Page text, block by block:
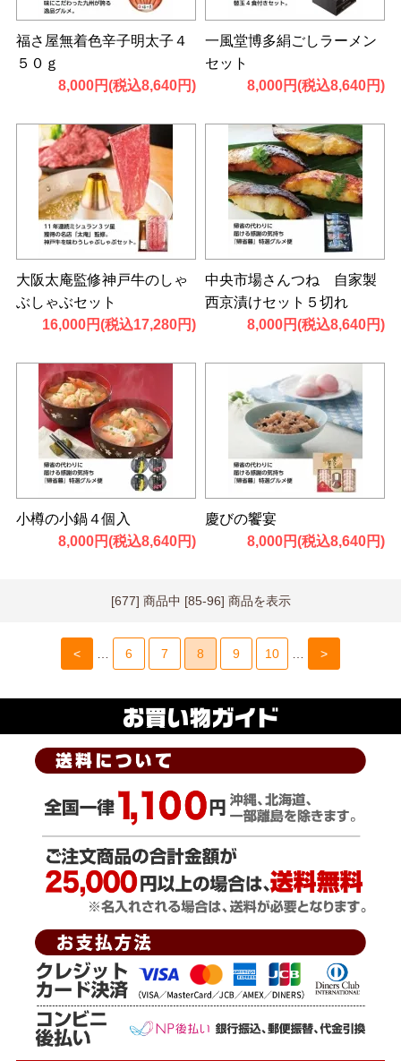
福さ屋無着色辛子明太子４
５０ｇ
8,000円(税込8,640円)
一風堂博多絹ごしラーメン
セット
8,000円(税込8,640円)
大阪太庵監修神戸牛のしゃ
ぶしゃぶセット
16,000円(税込17,280円)
中央市場さんつね 自家製
西京漬けセット５切れ
8,000円(税込8,640円)
小樽の小鍋４個入
8,000円(税込8,640円)
慶びの饗宴
8,000円(税込8,640円)
[677] 商品中 [85-96] 商品を表示
< … 6 7 8 9 10 … >